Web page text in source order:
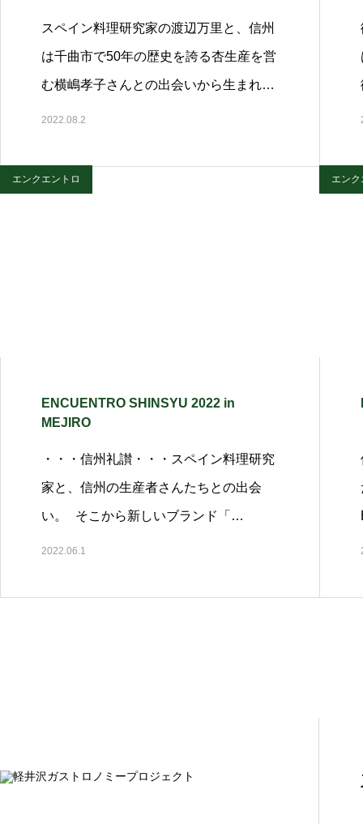
スペイン料理研究家の渡辺万里と、信州
は千曲市で50年の歴史を誇る杏生産を営
む横嶋孝子さんとの出会いから生まれ…
2022.08.2
エンクエントロ
ENCUENTRO SHINSYU 2022 in
MEJIRO
・・・信州礼讃・・・スペイン料理研究
家と、信州の生産者さんたちとの出会
い。 そこから新しいブランド「…
2022.06.1
エン